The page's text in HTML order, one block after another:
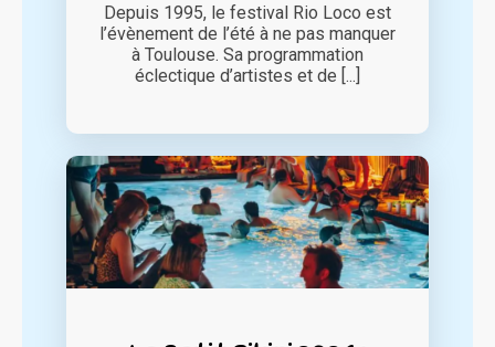
Depuis 1995, le festival Rio Loco est
l’évènement de l’été à ne pas manquer
à Toulouse. Sa programmation
éclectique d’artistes et de [...]